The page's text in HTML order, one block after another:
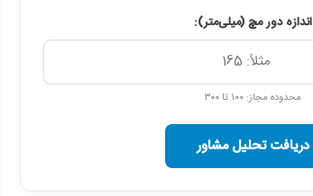
اندازه دور مچ (میلی‌متر):
محدوده مجاز: ۱۰۰ تا ۳۰۰
دریافت تحلیل مشاور